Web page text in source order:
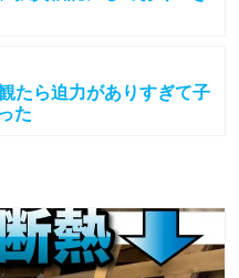
たら迫力がありすぎて子
た